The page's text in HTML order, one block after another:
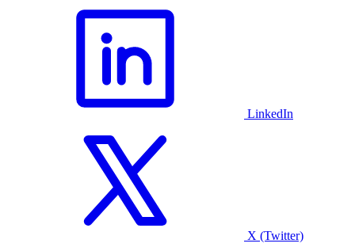
LinkedIn
X (Twitter)